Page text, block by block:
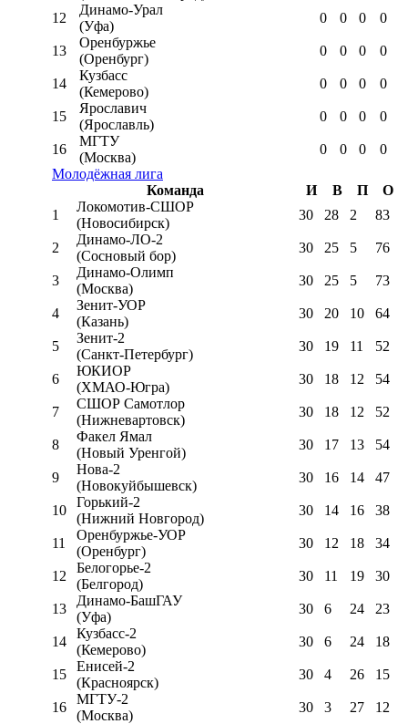
12
Динамо-Урал
(Уфа)
0 0 0 0
13
Оренбуржье
(Оренбург)
0 0 0 0
14
Кузбасс
(Кемерово)
0 0 0 0
15
Ярославич
(Ярославль)
0 0 0 0
16
МГТУ
(Москва)
0 0 0
0
Молодёжная лига
Команда
И В П
О
1
Локомотив-CШОР
(Новосибирск)
30 28 2 83
2
Динамо-ЛО-2
(Сосновый бор)
30 25 5 76
3
Динамо-Олимп
(Москва)
30 25 5 73
4
Зенит-УОР
(Казань)
30 20 10 64
5
Зенит-2
(Санкт-Петербург)
30 19 11 52
6
ЮКИОР
(ХМАО-Югра)
30 18 12 54
7
СШОР Самотлор
(Нижневартовск)
30 18 12 52
8
Факел Ямал
(Новый Уренгой)
30 17 13 54
9
Нова-2
(Новокуйбышевск)
30 16 14 47
10
Горький-2
(Нижний Новгород)
30 14 16 38
11
Оренбуржье-УОР
(Оренбург)
30 12 18 34
12
Белогорье-2
(Белгород)
30 11 19 30
13
Динамо-БашГАУ
(Уфа)
30 6 24 23
14
Кузбасс-2
(Кемерово)
30 6 24 18
15
Енисей-2
(Красноярск)
30 4 26 15
16
МГТУ-2
(Москва)
30 3 27 12